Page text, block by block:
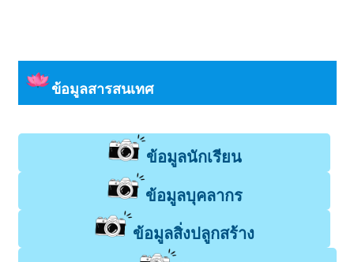
ข้อมูลสารสนเทศ
ข้อมูลนักเรียน
ข้อมูลบุคลากร
ข้อมูลสิ่งปลูกสร้าง